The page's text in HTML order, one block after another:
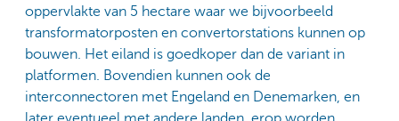
oppervlakte van 5 hectare waar we bijvoorbeeld
transformatorposten en convertorstations kunnen op
bouwen. Het eiland is goedkoper dan de variant in
platformen. Bovendien kunnen ook de
interconnectoren met Engeland en Denemarken, en